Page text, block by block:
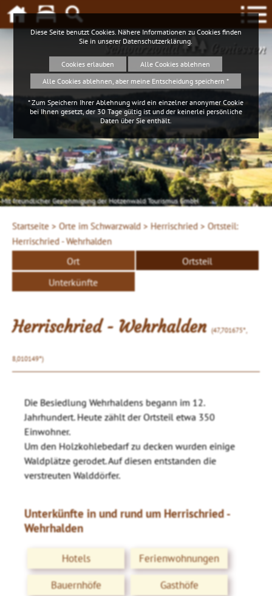
Schwarzwald Geniessen
Mit freundlicher Genehmigung der Hotzenwald Tourismus GmbH
Startseite > Orte im Schwarzwald > Herrischried >Ortsteil:
Herrischried - Wehrhalden
Ort
Ortsteil
Unterkünfte
Herrischried - Wehrhalden(47,701675°,
8,010149°)
Die Besiedlung Wehrhaldens begann im 12.
Jahrhundert. Heute zählt der Ortsteil etwa 350
Einwohner.
Um den Holzkohlebedarf zu decken wurden einige
Waldplätze gerodet. Auf diesen entstanden die
verstreuten Walddörfer.
Unterkünfte in und rund um Herrischried -
Wehrhalden
Hotels
Ferienwohnungen
Bauernhöfe
Gasthöfe
Diese Seite benutzt Cookies. Nähere Informationen zu Cookies finden
Sie in unserer Datenschutzerklärung
Cookies erlauben
Alle Cookies ablehnen
Alle Cookies ablehnen, aber meine Entscheidung speichern *
* Zum Speichern Ihrer Ablehnung wird ein einzelner anonymer Cookie
bei Ihnen gesetzt, der 30 Tage gültig ist und der keinerlei persönliche
Daten über Sie enthält.